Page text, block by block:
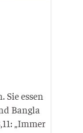
essen
Ban­g­la
„Immer